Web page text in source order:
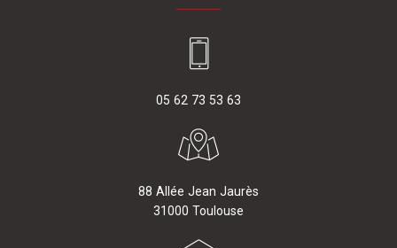
05 62 73 53 63
88 Allée Jean Jaurès
31000 Toulouse